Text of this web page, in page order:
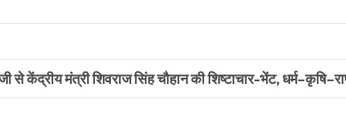
से केंद्रीय मंत्री शिवराज सिंह चौहान की शिष्टाचार-भेंट,